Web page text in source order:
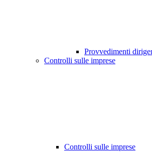
Provvedimenti
Controlli sulle imprese
Controlli sulle imprese